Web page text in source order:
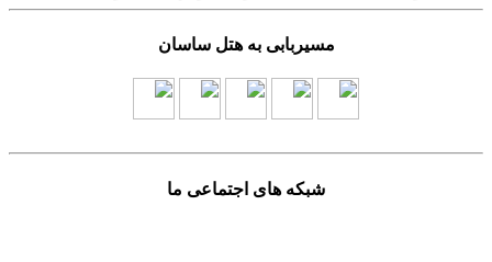
مسیربابی به هتل ساسان
شبکه های اجتماعی ما